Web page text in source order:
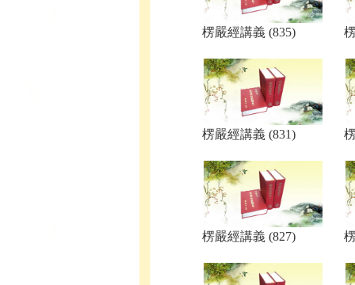
楞嚴經講義 (835)
楞嚴經講義 (831)
楞嚴經講義 (827)